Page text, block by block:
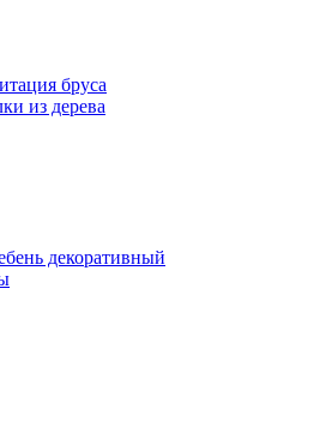
бруса
из дерева
декоративный